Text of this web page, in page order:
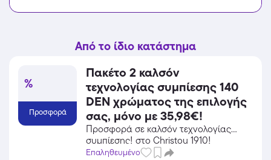
Από το ίδιο κατάστημα
%
Προσφορά
Πακέτο 2 καλσόν
τεχνολογίας συμπίεσης 140
DEN χρώματος της επιλογής
σας, μόνο με 35,98€!
Προσφορά σε καλσόν τεχνολογίας
συμπίεσης! στο Christou 1910!
Επωφελήσου από την προσφορά σε
Επαληθευμένο